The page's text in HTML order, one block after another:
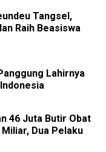
Tangsel,
Raih Beasiswa
Lahirnya
46 Juta Butir Obat
Dua Pelaku